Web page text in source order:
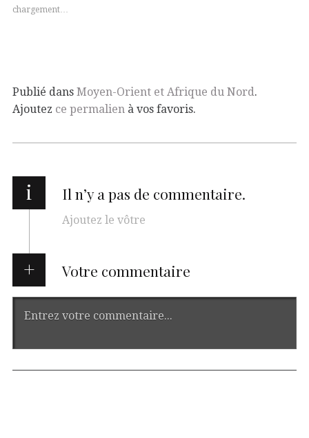
chargement…
Publié dans Moyen-Orient et Afrique du Nord .
Ajoutez ce permalien à vos favoris.
i Il n’y a pas de commentaire.
Ajoutez le vôtre
Votre commentaire